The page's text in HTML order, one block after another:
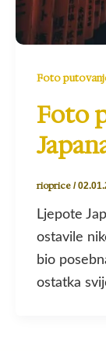
Foto
Foto
rioprice /
Ljepote
ostavile
bio
ostatka